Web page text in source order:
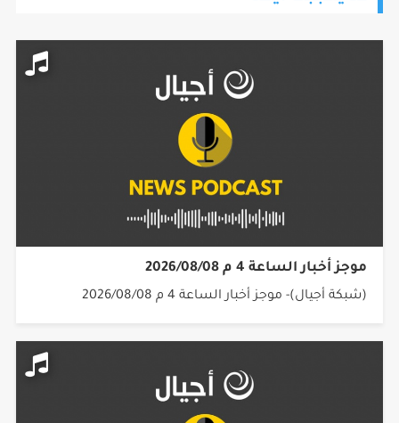
موجز أخبار الساعة 4 م 2026/08/08
(شبكة أجيال)- موجز أخبار الساعة 4 م 2026/08/08